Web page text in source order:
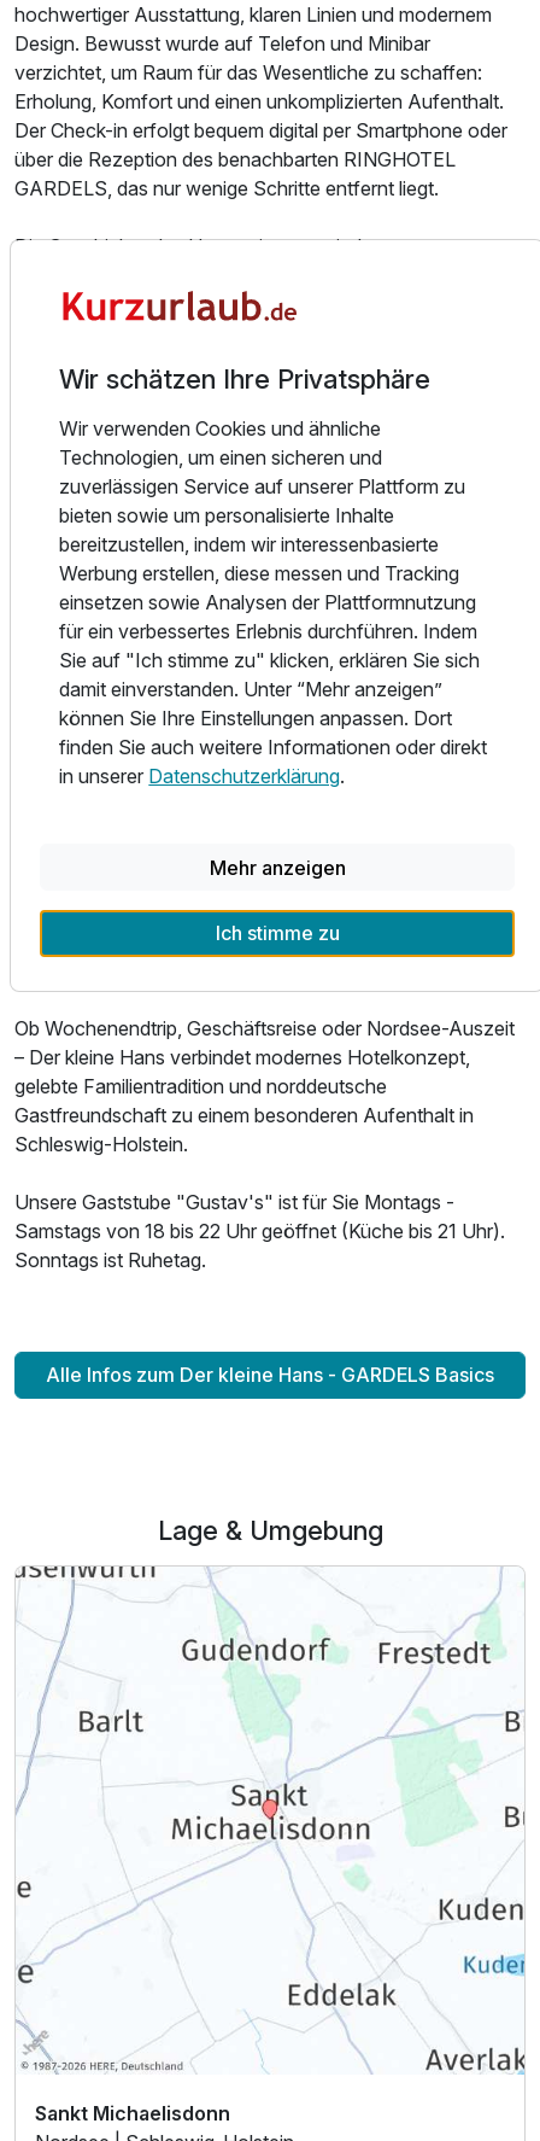
Einzelzimmer Basis
Ausstattung
Zusatznächte
Für 3 Tage p.P. ab230,00 €
hochwertiger Ausstattung, klaren Linien und modernem
Design. Bewusst wurde auf Telefon und Minibar
verzichtet, um Raum für das Wesentliche zu schaffen:
Erholung, Komfort und einen unkomplizierten Aufenthalt.
Der Check-in erfolgt bequem digital per Smartphone oder
über die Rezeption des benachbarten RINGHOTEL
GARDELS, das nur wenige Schritte entfernt liegt.
Die Geschichte des Hauses ist eng mit der
verbunden. Bereits im Jahr 1882 eröffnete Gustav Gardels
modernes Hotelunternehmen, das bis heute von
Innovationsgeist, Gastfreundschaft und regionaler
Verbundenheit geprägt ist.
Kulinarisch genießen Gäste die norddeutsche Gastlichkeit
in der gemütlichen Gaststube „Gustav's“ im Haupthaus.
Hier werden regionale Spezialitäten und saisonale Gerichte
in entspannter Atmosphäre serviert. Darüber hinaus stehen
den Gästen die Einrichtungen des RINGHOTEL GARDELS
zur Verfügung. Der dortige Sauna- und Fitnessbereich
kann gegen Aufpreis genutzt werden und sorgt für
zusätzliche Entspannung während des Aufenthalts.
St. Michaelisdonn liegt im Herzen von Dithmarschen und
Nord-Ostsee-Kanals. Die weiten Marschlandschaften,
zahlreiche Radwege und die typisch norddeutsche
Gelassenheit machen die Region besonders attraktiv für
Ob Wochenendtrip, Geschäftsreise oder Nordsee-Auszeit
– Der kleine Hans verbindet modernes Hotelkonzept,
gelebte Familientradition und norddeutsche
Gastfreundschaft zu einem besonderen Aufenthalt in
Schleswig-Holstein.
Unsere Gaststube "Gustav's" ist für Sie Montags -
Samstags von 18 bis 22 Uhr geöffnet (Küche bis 21 Uhr).
Sonntags ist Ruhetag.
Alle Infos zum Der kleine Hans - GARDELS Basics
Lage & Umgebung
Sankt Michaelisdonn
Wir schätzen Ihre Privatsphäre
Wir verwenden Cookies und ähnliche
Technologien, um einen sicheren und
zuverlässigen Service auf unserer Plattform zu
bieten sowie um personalisierte Inhalte
bereitzustellen, indem wir interessenbasierte
Werbung erstellen, diese messen und Tracking
einsetzen sowie Analysen der Plattformnutzung
für ein verbessertes Erlebnis durchführen. Indem
Sie auf "Ich stimme zu" klicken, erklären Sie sich
damit einverstanden. Unter “Mehr anzeigen”
können Sie Ihre Einstellungen anpassen. Dort
finden Sie auch weitere Informationen oder direkt
in unserer Datenschutzerklärung.
Mehr anzeigen
Ich stimme zu